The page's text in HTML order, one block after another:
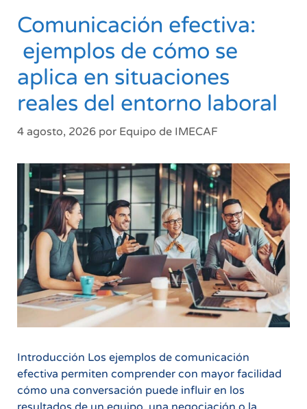
Comunicación efectiva:
ejemplos de cómo se
aplica en situaciones
reales del entorno laboral
4 agosto, 2026 por Equipo de IMECAF
Introducción Los ejemplos de comunicación
efectiva permiten comprender con mayor facilidad
cómo una conversación puede influir en los